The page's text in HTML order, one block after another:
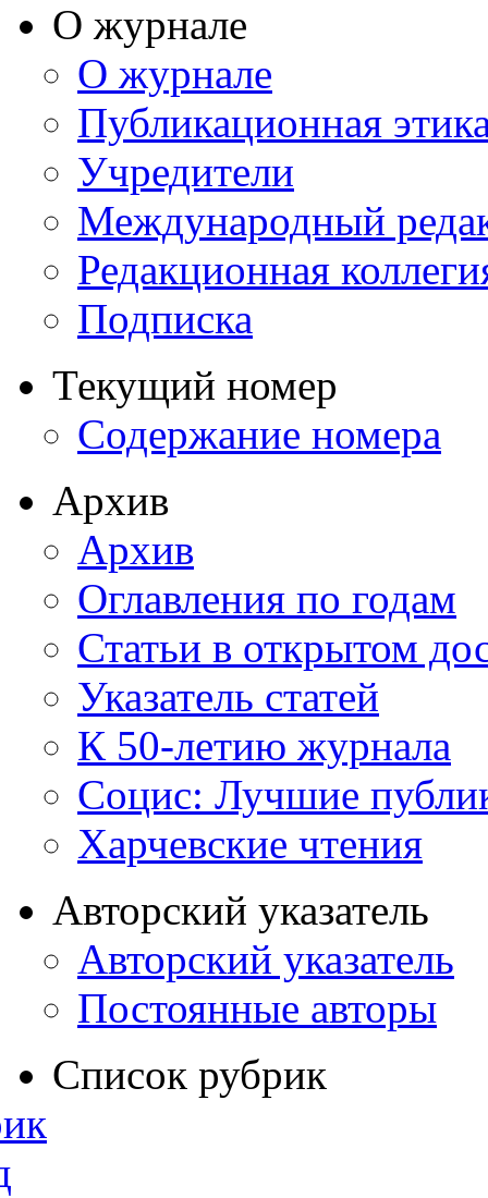
О журнале
О журнале
Публикационная
Учредители
Международный
Редакционная
Подписка
Текущий номер
Содержание номера
Архив
Архив
Оглавления по годам
Статьи в открытом
Указатель статей
К 50-летию журнала
Социс: Лучшие
Харчевские чтения
Авторский указатель
Авторский указатель
Постоянные авторы
Список рубрик